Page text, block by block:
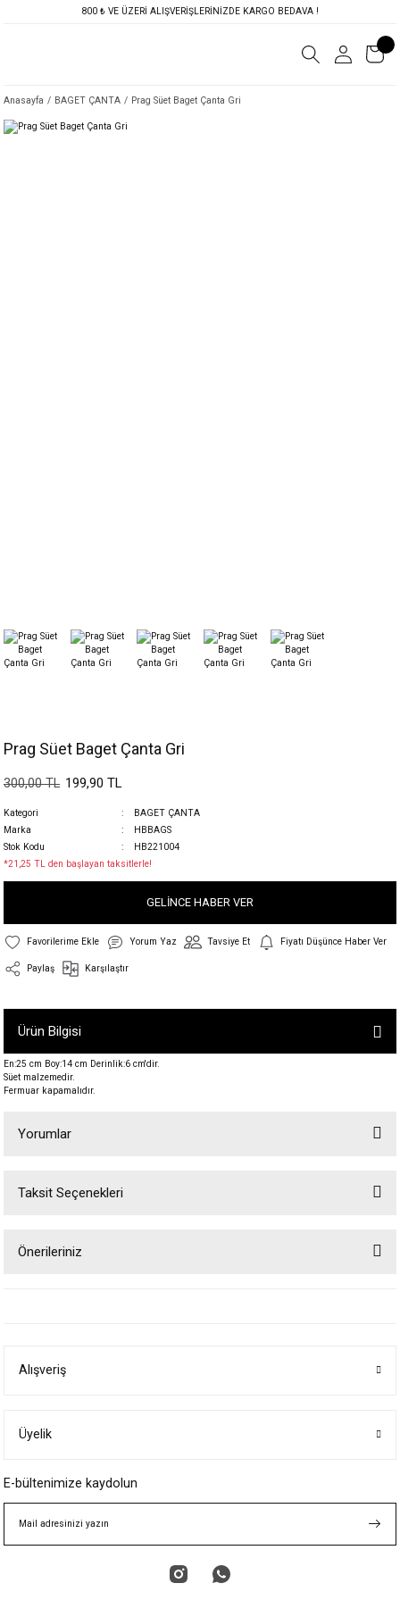
800 ₺ VE ÜZERİ ALIŞVERİŞLERİNİZDE KARGO BEDAVA !
Anasayfa BAGET ÇANTA Prag Süet Baget Çanta Gri
Prag Süet Baget Çanta Gri
300,00 TL 199,90 TL
Kategori
BAGET ÇANTA
Marka
HBBAGS
Stok Kodu
HB221004
*21,25 TL den başlayan taksitlerle!
GELİNCE HABER VER
Yorum Yaz Tavsiye Et Fiyatı Düşünce Haber Ver
Paylaş Karşılaştır
Ürün Bilgisi
En:25 cm Boy:14 cm Derinlik:6 cm'dir.
Süet malzemedir.
Fermuar kapamalıdır.
Yorumlar
Taksit Seçenekleri
Önerileriniz
Ürün bilgilerinde hatalar bulunuyor.
Bu ürüne benzer farklı alternatifler olmalı.
Alışveriş
Üyelik
E-bültenimize kaydolun